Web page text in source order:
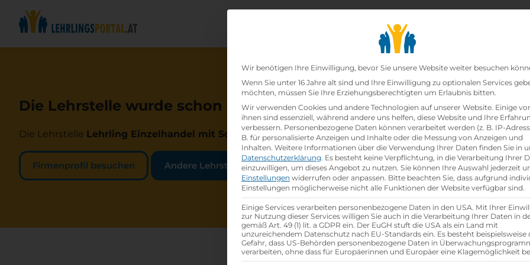
Lehrbetriebesearch
Die Lehrstelle wurde schon besetzt!
Die Lehrstelle Lehrling Einzelhandel mit Schwerpunkt Einrichtungsberatung (m/w/d)beiist schon
Firmenprofil besuchen Andere Lehrstelle suchen
Datenschutz-
Wir benötigen Ihre Einwilligung, bevor Sie unsere Website weiter besuchen
Wenn Sie unter 16 Jahre alt sind und Ihre Einwilligung zu optionalen Services
möchten, müssen Sie Ihre Erziehungsberechtigten um Erlaubnis bitten.
Wir verwenden Cookies und andere Technologien auf unserer Website. Einige
ihnen sind essenziell, während andere uns helfen, diese Website und Ihre
verbessern. Personenbezogene Daten können verarbeitet werden (z. B. IP-
B. für personalisierte Anzeigen und Inhalte oder die Messung von Anzeigen und
Inhalten. Weitere Informationen über die Verwendung Ihrer Daten finden Sie in
Datenschutzerklärung. Es besteht keine Verpflichtung, in die Verarbeitung Ihrer
einzuwilligen, um dieses Angebot zu nutzen. Sie können Ihre Auswahl jederzeit
Einstellungen widerrufen oder anpassen. Bitte beachten Sie, dass aufgrund
Einstellungen möglicherweise nicht alle Funktionen der Website verfügbar sind.
Einige Services verarbeiten personenbezogene Daten in den USA. Mit Ihrer
zur Nutzung dieser Services willigen Sie auch in die Verarbeitung Ihrer Daten in
gemäß Art. 49 (1) lit. a GDPR ein. Der EuGH stuft die USA als ein Land mit
unzureichendem Datenschutz nach EU-Standards ein. Es besteht beispielsweise
Gefahr, dass US-Behörden personenbezogene Daten in
verarbeiten, ohne dass für Europäerinnen und Europäer eine Klagemöglichkeit